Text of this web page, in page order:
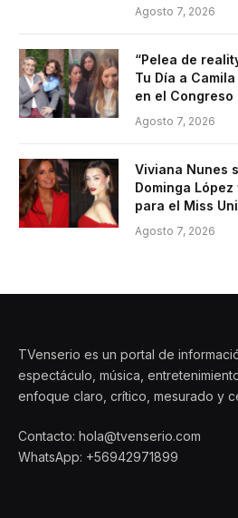
Agosto 7, 2026
“Pelea de
Tu Día a
en el Congreso
Agosto 7, 2026
Viviana Nunes
Dominga
para el Miss
Agosto 7, 2026
TVenserio es un portal de
espectáculo, música,
enfoque claro, crítico, mesurado y
Contacto: hola@tvenserio.com
WhatsApp: +56942971899